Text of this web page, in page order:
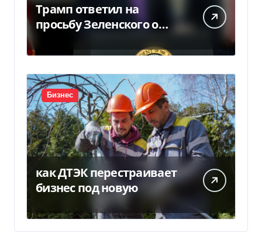
Трамп ответил на
просьбу Зеленского о
предоставлении Украине
ракет Patriot (видео)
Бизнес
как ДТЭК перестраивает
бизнес под новую